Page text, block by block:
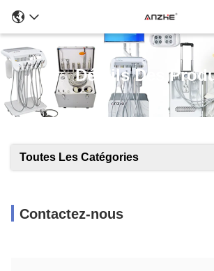
Détails Des
Toutes Les Catégories
Contactez-nous